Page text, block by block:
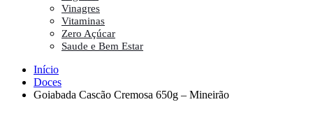
Vinagres
Vitaminas
Zero Açúcar
Saude e Bem Estar
Início
Doces
Goiabada Cascão Cremosa 650g – Mineirão